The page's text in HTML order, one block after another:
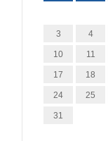
3 4
10 11
17 18
24 25
31